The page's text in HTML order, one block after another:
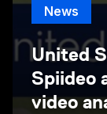
News
United
Spiideo
video